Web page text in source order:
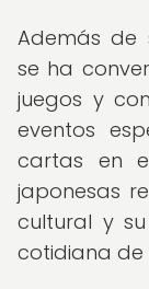
Además de
se ha
juegos y
eventos
cartas en
japonesas
cultural y
cotidiana de